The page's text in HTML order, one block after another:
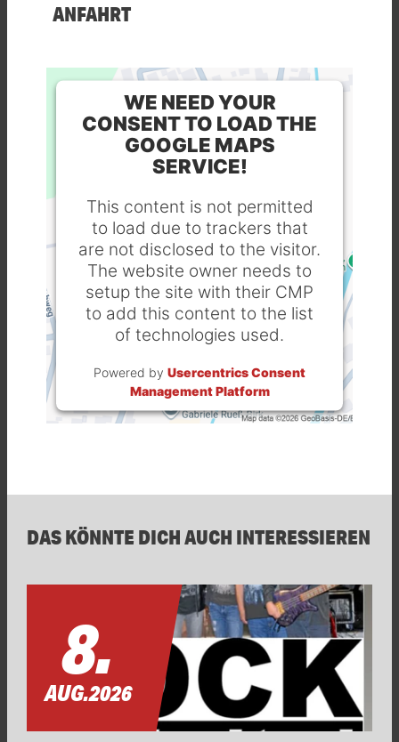
ANFAHRT
WE NEED YOUR
CONSENT TO LOAD THE
GOOGLE MAPS
SERVICE!
This content is not permitted
to load due to trackers that
are not disclosed to the visitor.
The website owner needs to
setup the site with their CMP
to add this content to the list
of technologies used.
Powered by Usercentrics Consent
Management Platform
DAS KÖNNTE DICH AUCH INTERESSIEREN
8.
AUG.2026